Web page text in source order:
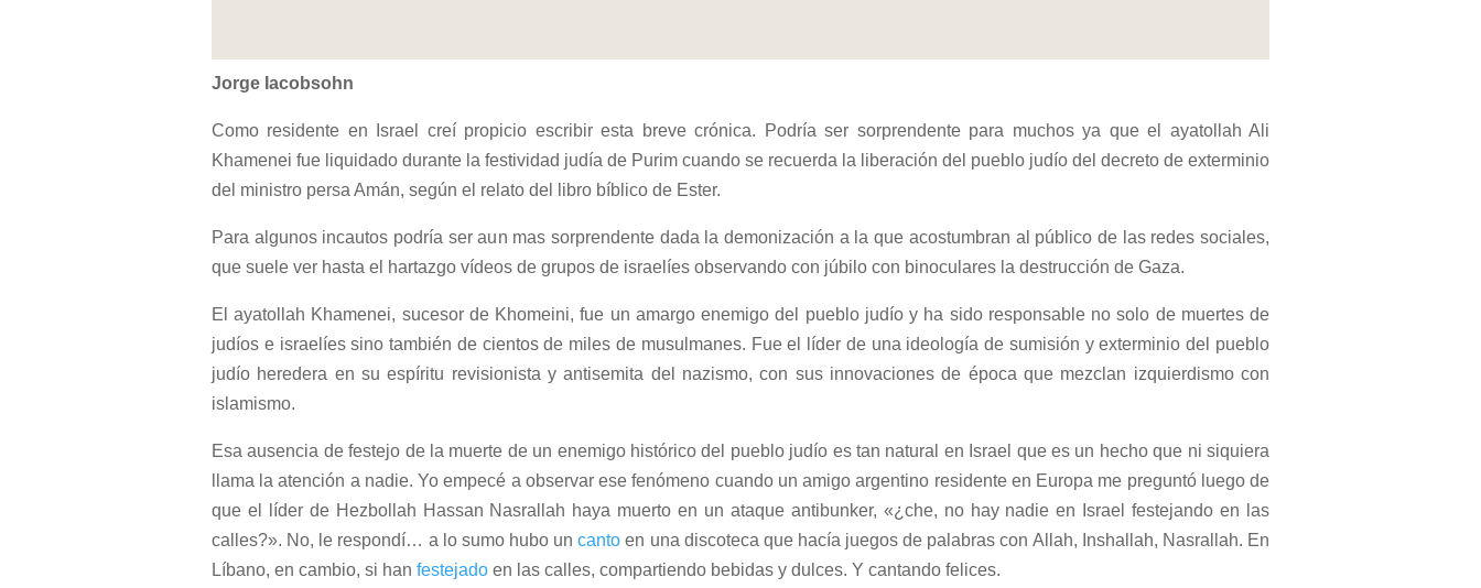
Jorge Iacobsohn
Como residente en Israel creí propicio escribir esta breve crónica. Podría ser sorprendente para muchos ya que el ayatollah Ali
Khamenei fue liquidado durante la festividad judía de Purim cuando se recuerda la liberación del pueblo judío del decreto de exterminio
del ministro persa Amán, según el relato del libro bíblico de Ester.
Para algunos incautos podría ser aun mas sorprendente dada la demonización a la que acostumbran al público de las redes sociales,
que suele ver hasta el hartazgo vídeos de grupos de israelíes observando con júbilo con binoculares la destrucción de Gaza.
El ayatollah Khamenei, sucesor de Khomeini, fue un amargo enemigo del pueblo judío y ha sido responsable no solo de muertes de
judíos e israelíes sino también de cientos de miles de musulmanes. Fue el líder de una ideología de sumisión y exterminio del pueblo
judío heredera en su espíritu revisionista y antisemita del nazismo, con sus innovaciones de época que mezclan izquierdismo con
islamismo.
Esa ausencia de festejo de la muerte de un enemigo histórico del pueblo judío es tan natural en Israel que es un hecho que ni siquiera
llama la atención a nadie. Yo empecé a observar ese fenómeno cuando un amigo argentino residente en Europa me preguntó luego de
que el líder de Hezbollah Hassan Nasrallah haya muerto en un ataque antibunker, «¿che, no hay nadie en Israel festejando en las
calles?». No, le respondí… a lo sumo hubo uncanto en una discoteca que hacía juegos de palabras con Allah, Inshallah, Nasrallah. En
Líbano, en cambio, si han festejado en las calles, compartiendo bebidas y dulces. Y cantando felices.